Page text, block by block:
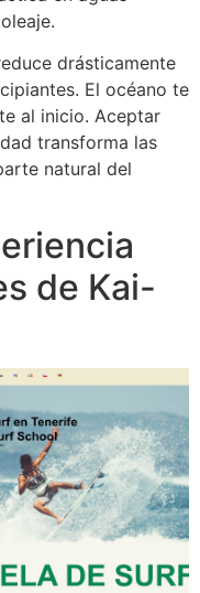
drásticamente
El océano te
al inicio. Aceptar
transforma las
natural del
de Kai-